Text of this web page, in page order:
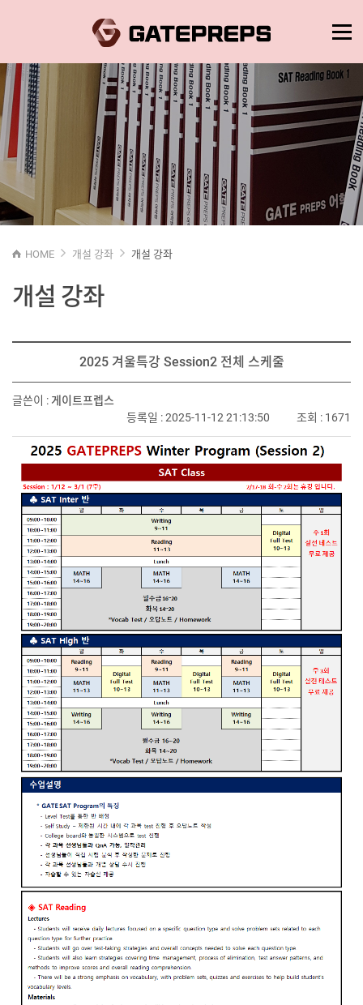
HOME 개설 강좌 개설 강좌
개설 강좌
2025 겨울특강 Session2 전체 스케줄
글쓴이 : 게이트프렙스
등록일 : 2025-11-12 21:13:50
조회 : 1671